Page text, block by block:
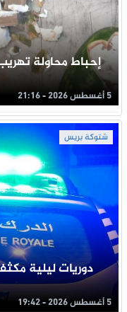
إحباط محاولة
5 أغسطس 2026 - 21:16
شتوكة بريس
دوريات ليلية
5 أغسطس 2026 - 19:42